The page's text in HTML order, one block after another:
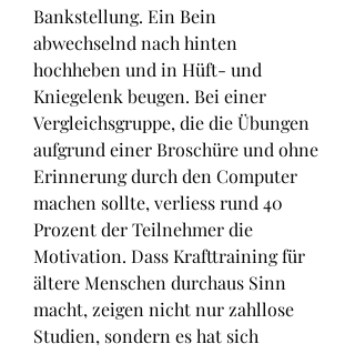
Bankstellung. Ein Bein
abwechselnd nach hinten
hochheben und in Hüft- und
Kniegelenk beugen. Bei einer
Vergleichsgruppe, die die Übungen
aufgrund einer Broschüre und ohne
Erinnerung durch den Computer
machen sollte, verliess rund 40
Prozent der Teilnehmer die
Motivation. Dass Krafttraining für
ältere Menschen durchaus Sinn
macht, zeigen nicht nur zahllose
Studien, sondern es hat sich